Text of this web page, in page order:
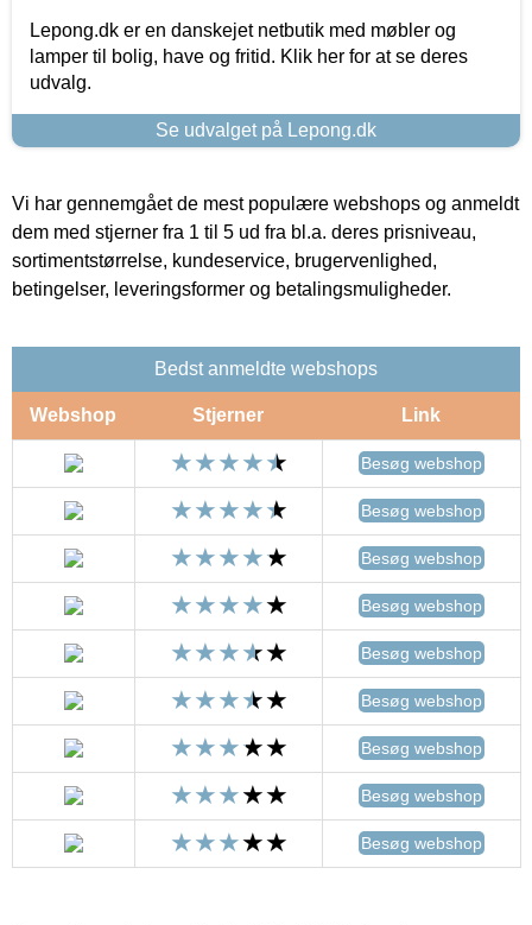
Lepong.dk er en danskejet netbutik med møbler og
lamper til bolig, have og fritid. Klik her for at se deres
udvalg.
Se udvalget på Lepong.dk
Vi har gennemgået de mest populære webshops og anmeldt
dem med stjerner fra 1 til 5 ud fra bl.a. deres prisniveau,
sortimentstørrelse, kundeservice, brugervenlighed,
betingelser, leveringsformer og betalingsmuligheder.
Bedst anmeldte webshops
Webshop Stjerner Link
Besøg webshop
Besøg webshop
Besøg webshop
Besøg webshop
Besøg webshop
Besøg webshop
Besøg webshop
Besøg webshop
Besøg webshop